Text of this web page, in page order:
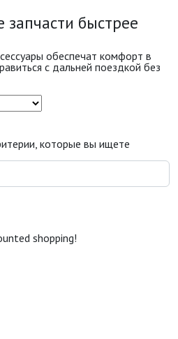
быстрее
обеспечат комфорт в
с дальней поездкой без
которые вы ищете
shopping!